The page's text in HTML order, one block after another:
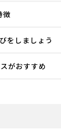
徴
をしましょう
がおすすめ